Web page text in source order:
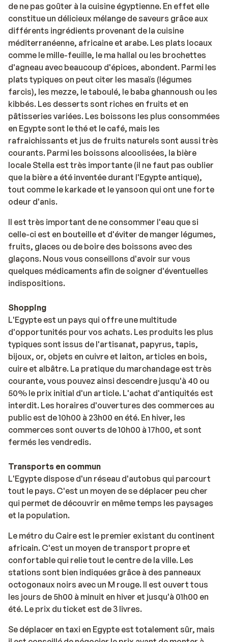
de ne pas goûter à la cuisine égyptienne. En effet elle
constitue un délicieux mélange de saveurs grâce aux
différents ingrédients provenant de la cuisine
méditerranéenne, africaine et arabe. Les plats locaux
comme le mille-feuille, le ma hallal ou les brochettes
d'agneau avec beaucoup d'épices, abondent. Parmi les
plats typiques on peut citer les masaïs (légumes
farcis), les mezze, le taboulé, le baba ghannoush ou les
kibbés. Les desserts sont riches en fruits et en
pâtisseries variées. Les boissons les plus consommées
en Egypte sont le thé et le café, mais les
rafraichissants et jus de fruits naturels sont aussi très
courants. Parmi les boissons alcoolisées, la bière
locale Stella est très importante (il ne faut pas oublier
que la bière a été inventée durant l'Egypte antique),
tout comme le karkade et le yansoon qui ont une forte
odeur d'anis.
Il est très important de ne consommer l'eau que si
celle-ci est en bouteille et d'éviter de manger légumes,
fruits, glaces ou de boire des boissons avec des
glaçons. Nous vous conseillons d'avoir sur vous
quelques médicaments afin de soigner d'éventuelles
indispositions.
Shopping
L'Egypte est un pays qui offre une multitude
d'opportunités pour vos achats. Les produits les plus
typiques sont issus de l'artisanat, papyrus, tapis,
bijoux, or, objets en cuivre et laiton, articles en bois,
cuire et albâtre. La pratique du marchandage est très
courante, vous pouvez ainsi descendre jusqu'à 40 ou
50% le prix initial d'un article. L'achat d'antiquités est
interdit. Les horaires d'ouvertures des commerces au
public est de 10h00 à 23h00 en été. En hiver, les
commerces sont ouverts de 10h00 à 17h00, et sont
fermés les vendredis.
Transports en commun
L'Egypte dispose d'un réseau d'autobus qui parcourt
tout le pays. C'est un moyen de se déplacer peu cher
qui permet de découvrir en même temps les paysages
et la population.
Le métro du Caire est le premier existant du continent
africain. C'est un moyen de transport propre et
confortable qui relie tout le centre de la ville. Les
stations sont bien indiquées grâce à des panneaux
octogonaux noirs avec un M rouge. Il est ouvert tous
les jours de 5h00 à minuit en hiver et jusqu'à 01h00 en
été. Le prix du ticket est de 3 livres.
Se déplacer en taxi en Egypte est totalement sûr, mais